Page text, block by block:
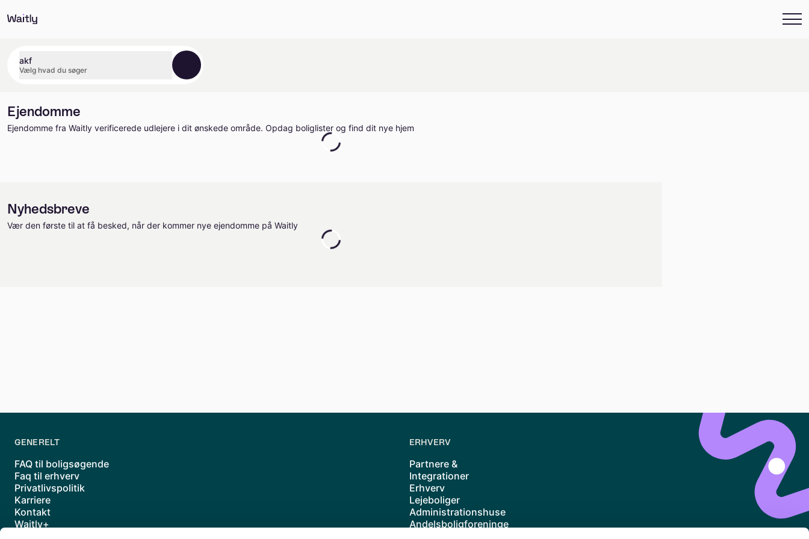
akf
Vælg hvad du søger
Ejendomme
Ejendomme fra Waitly verificerede udlejere i dit ønskede område. Opdag boliglister og find dit nye hjem
Nyhedsbreve
Vær den første til at få besked, når der kommer nye ejendomme på Waitly
GENERELT
FAQ til boligsøgende
Faq til erhverv
Privatlivspolitik
Karriere
Kontakt
Waitly+
ERHVERV
Partnere &
Integrationer
Erhverv
Lejeboliger
Administrationshuse
Andelsboligforeninge